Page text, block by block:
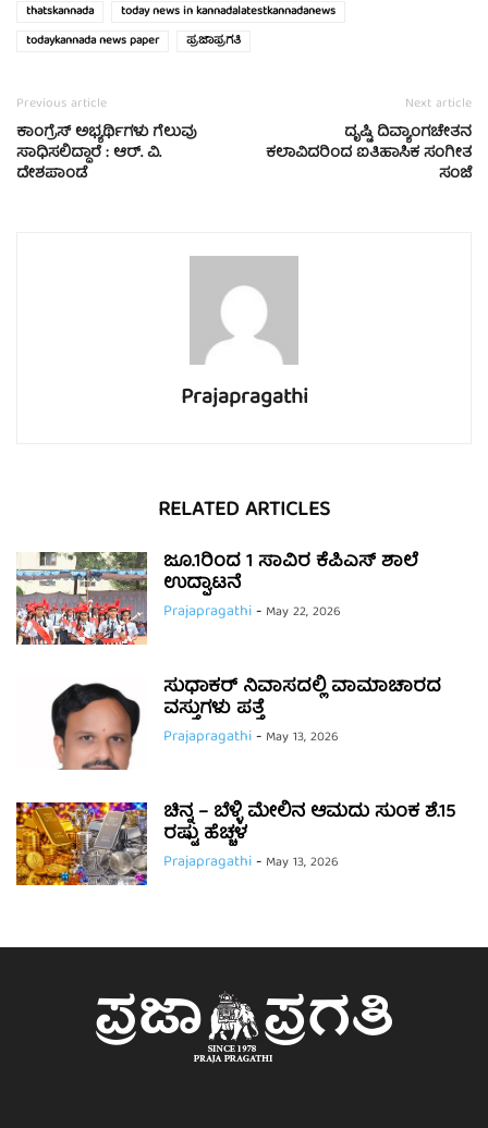
thatskannada
today news in kannadalatestkannadanews
todaykannada news paper
ಪ್ರಜಾಪ್ರಗತಿ
Previous article
ಕಾಂಗ್ರೆಸ್ ಅಭ್ಯರ್ಥಿಗಳು ಗೆಲುವು
ಸಾಧಿಸಲಿದ್ದಾರೆ : ಆರ್. ವಿ.
ದೇಶಪಾಂಡೆ
Next article
ದೃಷ್ಟಿ ದಿವ್ಯಾಂಗಚೇತನ
ಕಲಾವಿದರಿಂದ ಐತಿಹಾಸಿಕ ಸಂಗೀತ
ಸಂಜೆ
Prajapragathi
RELATED ARTICLES
ಜೂ.1ರಿಂದ 1 ಸಾವಿರ ಕೆಪಿಎಸ್ ಶಾಲೆ
ಉದ್ಘಾಟನೆ
Prajapragathi- May 22, 2026
ಸುಧಾಕರ್ ನಿವಾಸದಲ್ಲಿ ವಾಮಾಚಾರದ
ವಸ್ತುಗಳು ಪತ್ತೆ
Prajapragathi- May 13, 2026
ಚಿನ್ನ – ಬೆಳ್ಳಿ ಮೇಲಿನ ಆಮದು ಸುಂಕ ಶೆ.15
ರಷ್ಟು ಹೆಚ್ಚಳ
Prajapragathi- May 13, 2026